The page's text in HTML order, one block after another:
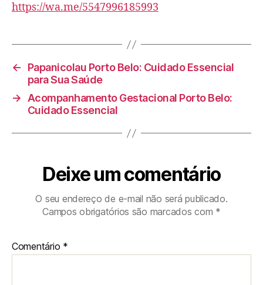
https://wa.me/5547996185993
←
Papanicolau Porto Belo: Cuidado Essencial
para Sua Saúde
→
Acompanhamento Gestacional Porto Belo:
Cuidado Essencial
Deixe um comentário
O seu endereço de e-mail não será publicado.
Campos obrigatórios são marcados com *
Comentário *